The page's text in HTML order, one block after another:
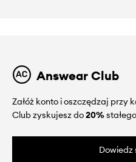
Answear Club
Załóż konto i oszczędzaj przy
Club zyskujesz do20%
Dowiedz